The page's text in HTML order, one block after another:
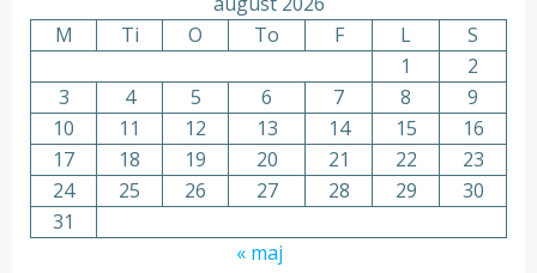
M
Ti O To F L
S
1
2
3
4 5 6 7 8
9
10
11 12 13 14 15
16
17
18 19 20 21 22
23
24
25 26 27 28 29
30
31
« maj